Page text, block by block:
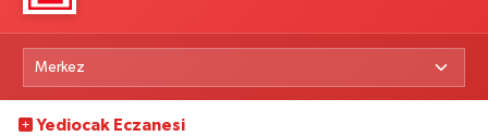
Yediocak Eczanesi